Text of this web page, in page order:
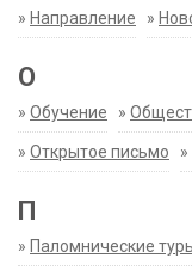
» Направление »
О
» Обучение »
» Открытое письмо »
П
» Паломнические